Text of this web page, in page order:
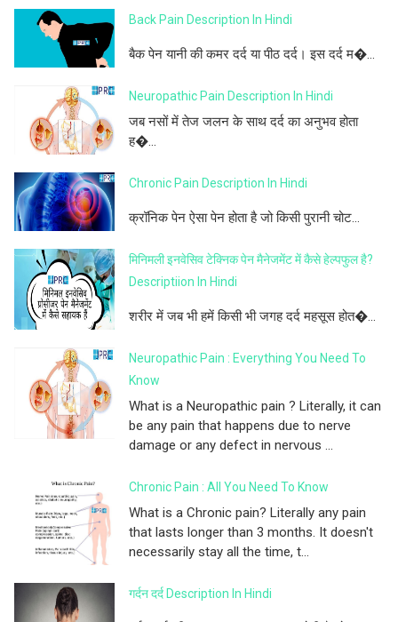
Back Pain Description In Hindi
बैक पेन यानी की कमर दर्द या पीठ दर्द। इस दर्द म�...
Neuropathic Pain Description In Hindi
जब नसों में तेज जलन के साथ दर्द का अनुभव होता
ह�...
Chronic Pain Description In Hindi
क्रॉनिक पेन ऐसा पेन होता है जो किसी पुरानी चोट...
मिनिमली इनवेसिव टेक्निक पेन मैनेजमेंट में कैसे हेल्पफुल है?
Descriptiion In Hindi
शरीर में जब भी हमें किसी भी जगह दर्द महसूस होत�...
Neuropathic Pain : Everything You Need To
Know
What is a Neuropathic pain ? Literally, it can
be any pain that happens due to nerve
damage or any defect in nervous ...
Chronic Pain : All You Need To Know
What is a Chronic pain? Literally any pain
that lasts longer than 3 months. It doesn't
necessarily stay all the time, t...
गर्दन दर्द Description In Hindi